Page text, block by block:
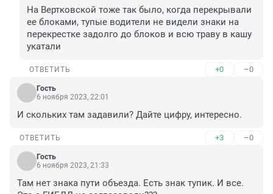
На Вертковской тоже так было, когда перекрывали
ее блоками, тупые водители не видели знаки на
перекрестке задолго до блоков и всю траву в кашу
укатали
ОТВЕТИТЬ +0 –0
Гость
6 ноября 2023, 22:01
И скольких там задавили? Дайте цифру, интересно.
ОТВЕТИТЬ +3 –0
Гость
6 ноября 2023, 21:33
Там нет знака пути объезда. Есть знак тупик. И все.